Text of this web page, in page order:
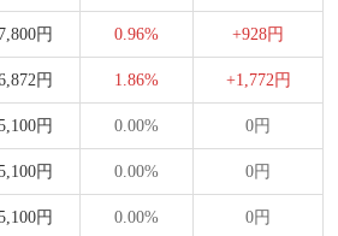
円 0.96% +928円
円 1.86% +1,772円
円 0.00% 0円
円 0.00% 0円
円 0.00% 0円